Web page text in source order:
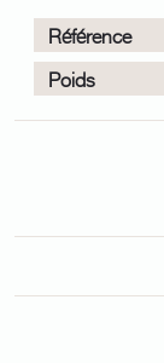
Référence
Poids